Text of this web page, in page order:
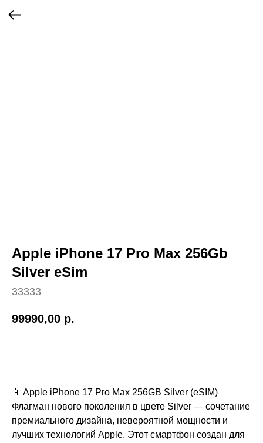
Apple iPhone 17 Pro Max 256Gb
Silver eSim
33333
99990,00 р.
📱 Apple iPhone 17 Pro Max 256GB Silver (eSIM)
Флагман нового поколения в цвете Silver — сочетание
премиального дизайна, невероятной мощности и
лучших технологий Apple. Этот смартфон создан для